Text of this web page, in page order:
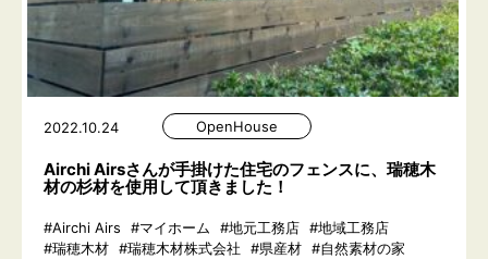
2022.10.24 OpenHouse
Airchi Airsさんが手掛けた住宅のフェンスに、瑞穂木
材の杉材を使用して頂きました！
#Airchi Airs #マイホーム #地元工務店 #地域工務店
#瑞穂木材 #瑞穂木材株式会社 #県産材 #自然素材の家